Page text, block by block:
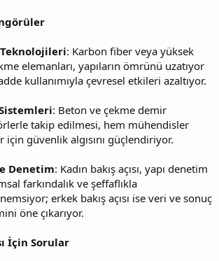
: Karbon fiber veya yüksek
elemanları, yapıların ömrünü uzatıyor
kullanımıyla çevresel etkileri azaltıyor.
: Beton ve çekme demir
takip edilmesi, hem mühendisler
için güvenlik algısını güçlendiriyor.
Denetim: Kadın bakış açısı, yapı denetim
farkındalık ve şeffaflıkla
erkek bakış açısı ise veri ve sonuç
öne çıkarıyor.
İçin Sorular